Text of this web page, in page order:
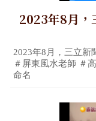
2023年8月，
＃台南風水
命名 ＃台
2023年8月，三立新
＃屏東風水老師 ＃
命名